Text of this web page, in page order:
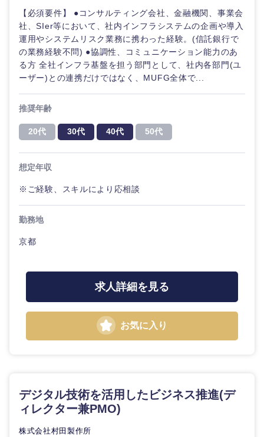
【必須要件】 ●コンサルティング会社、金融機関、事業会
社、SIer等において、社内インフラシステムの企画や導入
運用やシステムリスク業務に携わった経験。(信託銀行で
の業務経験不問) ●協調性、コミュニケーション能力のあ
る方 全社インフラ基盤を担う部門として、社内各部門(ユ
ーザー)との連携だけではなく、MUFG全体で...
推奨年齢
20代 30代 40代 50代
想定年収
※ご経験、スキルにより応相談
勤務地
京都
求人詳細を見る
お気に入り
デジタル技術を活用したビジネス推進(デ
ィレクター兼PMO)
株式会社村田製作所